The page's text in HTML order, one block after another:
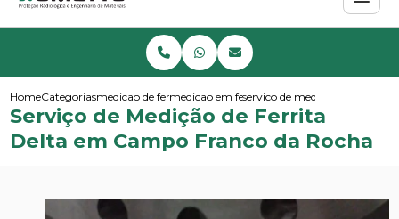
HomeCategoriasmedicao de ferritamedicao em ferrita deltaservico de medicao de ferrita
Serviço de Medição de Ferrita
Delta em Campo Franco da Rocha